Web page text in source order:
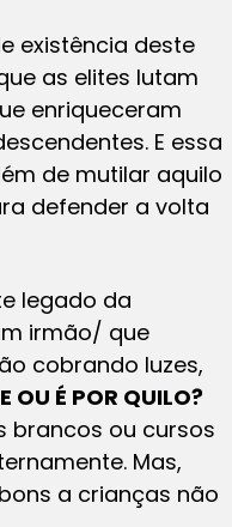
existência deste
as elites lutam
enriqueceram
E essa
de mutilar aquilo
defender a volta
legado da
irmão/ que
cobrando luzes,
OU É POR QUILO?
brancos ou cursos
Mas,
a crianças não